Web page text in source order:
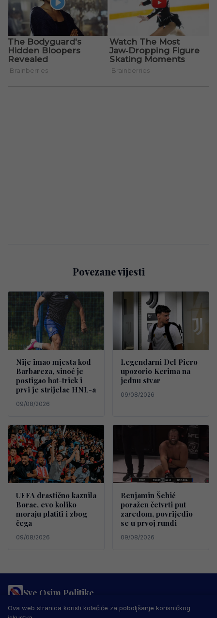
Povezane vijesti
Nije imao mjesta kod
Barbareza, sinoć je
postigao hat-trick i
prvi je strijelac HNL-a
09/08/2026
Legendarni Del Piero
upozorio Kerima na
jednu stvar
09/08/2026
UEFA drastično kaznila
Borac, evo koliko
moraju platiti i zbog
čega
09/08/2026
Benjamin Šehić
poražen četvrti put
zaredom, povrijedio
se u prvoj rundi
09/08/2026
Sve Osim Politike
PRAVILA PRIVATNOSTIMARKETING USLOVI KORIŠTENJA
IMPRESSUM
Ova web stranica koristi kolačiće za poboljšanje korisničkog